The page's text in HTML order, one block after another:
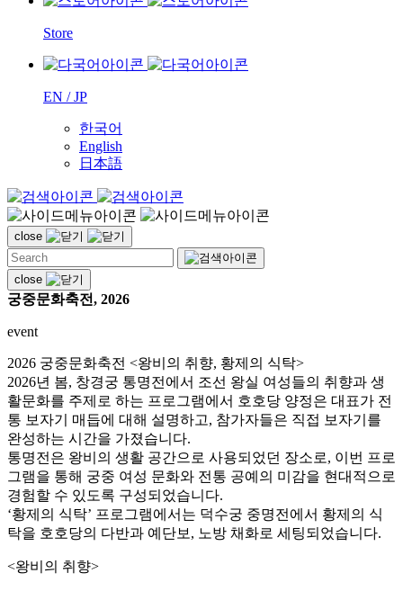
Store
EN / JP
한국어
English
日本語
close
close
궁중문화축전, 2026
event
2026 궁중문화축전 <왕비의 취향, 황제의 식탁>
2026년 봄, 창경궁 통명전에서 조선 왕실 여성들의 취향과 생
활문화를 주제로 하는 프로그램에서 호호당 양정은 대표가 전
통 보자기 매듭에 대해 설명하고, 참가자들은 직접 보자기를
완성하는 시간을 가졌습니다.
통명전은 왕비의 생활 공간으로 사용되었던 장소로, 이번 프로
그램을 통해 궁중 여성 문화와 전통 공예의 미감을 현대적으로
경험할 수 있도록 구성되었습니다.
‘황제의 식탁’ 프로그램에서는 덕수궁 중명전에서 황제의 식
탁을 호호당의 다반과 예단보, 노방 채화로 세팅되었습니다.
<왕비의 취향>